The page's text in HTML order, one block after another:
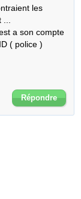
les
a son compte
( police )
Répondre